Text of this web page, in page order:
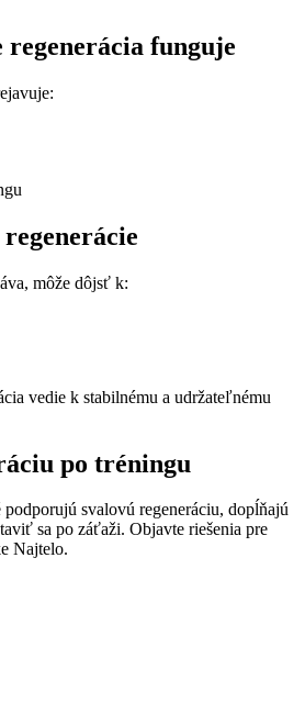
regenerácia funguje
môže dôjsť k:
vedie k stabilnému a udržateľnému
po tréningu
svalovú regeneráciu, dopĺňajú
sa po záťaži. Objavte riešenia pre
Najtelo.